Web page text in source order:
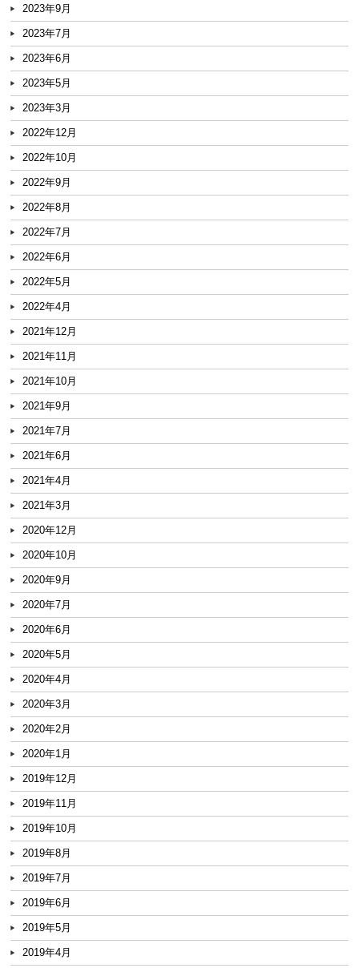
2023年9月
2023年7月
2023年6月
2023年5月
2023年3月
2022年12月
2022年10月
2022年9月
2022年8月
2022年7月
2022年6月
2022年5月
2022年4月
2021年12月
2021年11月
2021年10月
2021年9月
2021年7月
2021年6月
2021年4月
2021年3月
2020年12月
2020年10月
2020年9月
2020年7月
2020年6月
2020年5月
2020年4月
2020年3月
2020年2月
2020年1月
2019年12月
2019年11月
2019年10月
2019年8月
2019年7月
2019年6月
2019年5月
2019年4月